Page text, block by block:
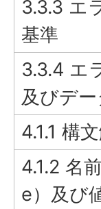
3.3.3 エ
基準
3.3.4 エ
及びデ
4.1.1 構
4.1.2 名
e）及び